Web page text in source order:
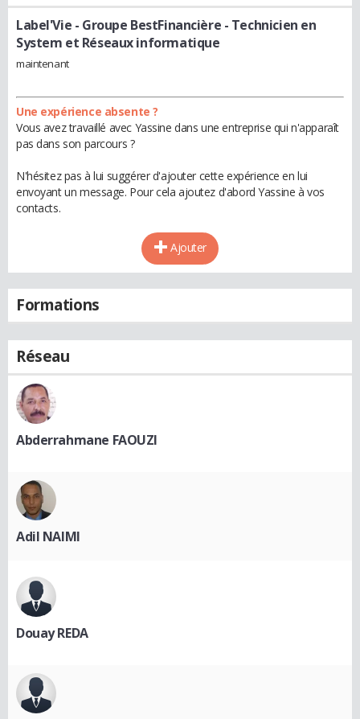
Label'Vie - Groupe BestFinancière - Technicien en
System et Réseaux informatique
maintenant
Une expérience absente ?
Vous avez travaillé avec Yassine dans une entreprise qui n'apparaît
pas dans son parcours ?
N'hésitez pas à lui suggérer d'ajouter cette expérience en lui
envoyant un message. Pour cela ajoutez d'abord Yassine à vos
contacts.
Ajouter
Formations
Réseau
Abderrahmane FAOUZI
Adil NAIMI
Douay REDA